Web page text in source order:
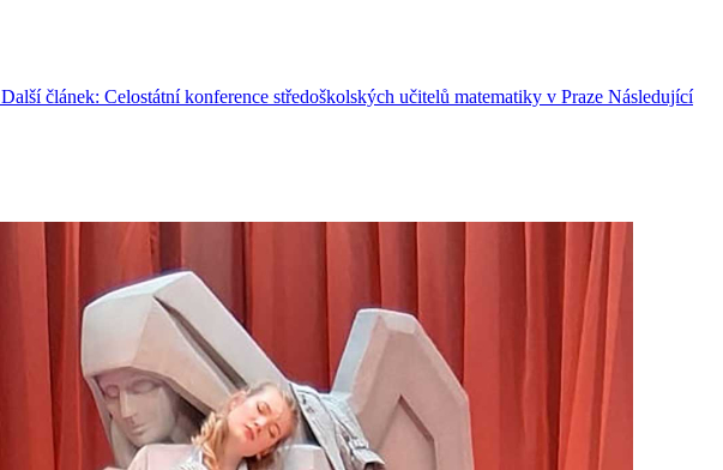
Další článek: Celostátní konference středoškolských učitelů matematiky v Praze Následující